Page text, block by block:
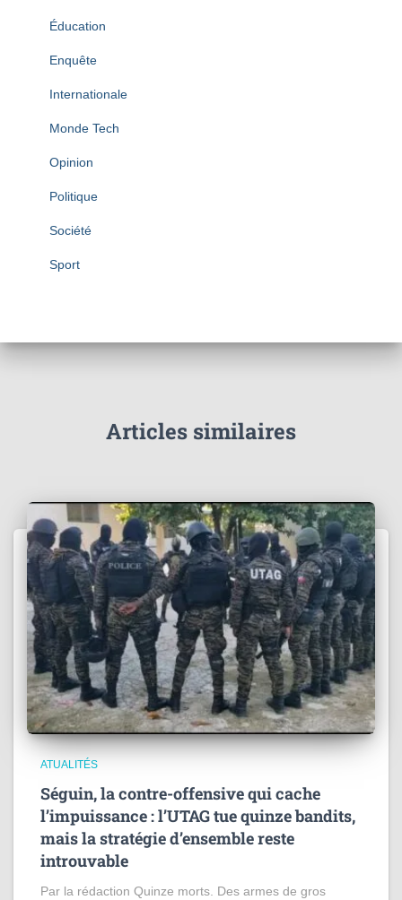
Éducation
Enquête
Internationale
Monde Tech
Opinion
Politique
Société
Sport
Articles similaires
ATUALITÉS
Séguin, la contre-offensive qui cache
l’impuissance : l’UTAG tue quinze bandits,
mais la stratégie d’ensemble reste
introuvable
Par la rédaction Quinze morts. Des armes de gros